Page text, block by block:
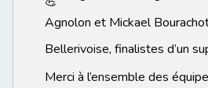
Agnolon et Mickael
Bellerivoise, finalistes d’un
Merci à l’ensemble des